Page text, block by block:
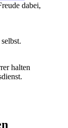
dabei,
halten